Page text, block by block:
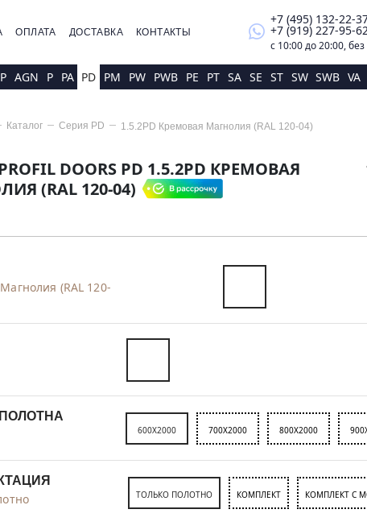
ОПЛАТА ДОСТАВКА КОНТАКТЫ whatsapp
+7 (495) 132-22-
+7 (919) 227-95-62
с 10:00 до 20:00,
AGN P PA PD PM PW PWB PE PT SA SE ST SW SWB VA
Каталог Серия PD 1.5.2PD Кремовая Магнолия (RAL 120-04)
DOORS PD 1.5.2PD КРЕМОВАЯ
(RAL 120-04)
(RAL 120-
600X2000 700X2000 800X2000
ТОЛЬКО ПОЛОТНО КОМПЛЕКТ КОМПЛЕКТ С